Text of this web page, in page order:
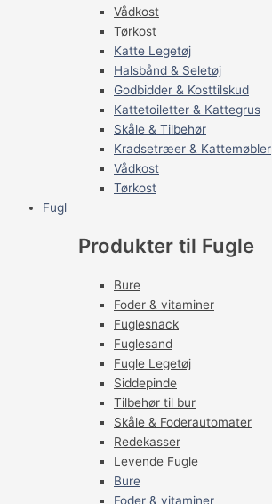
Vådkost
Tørkost
Katte Legetøj
Halsbånd & Seletøj
Godbidder & Kosttilskud
Kattetoiletter & Kattegrus
Skåle & Tilbehør
Kradsetræer & Kattemøbler
Vådkost
Tørkost
Fugl
Produkter til Fugle
Bure
Foder & vitaminer
Fuglesnack
Fuglesand
Fugle Legetøj
Siddepinde
Tilbehør til bur
Skåle & Foderautomater
Redekasser
Levende Fugle
Bure
Foder & vitaminer